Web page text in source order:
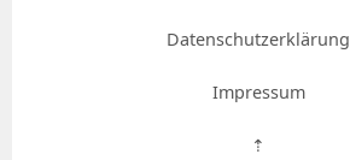
Datenschutzerklärung
Impressum
⇡